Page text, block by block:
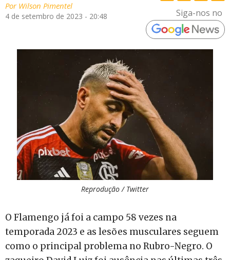
PorWilson Pimentel
4 de setembro de 2023 - 20:48 Siga-nos no
Reprodução / Twitter
O Flamengo já foi a campo 58 vezes na
temporada 2023 e as lesões musculares seguem
como o principal problema no Rubro-Negro. O